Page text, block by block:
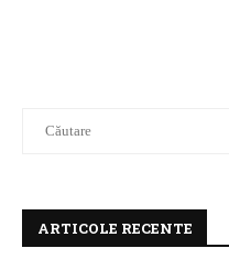
ARTICOLE RECENTE